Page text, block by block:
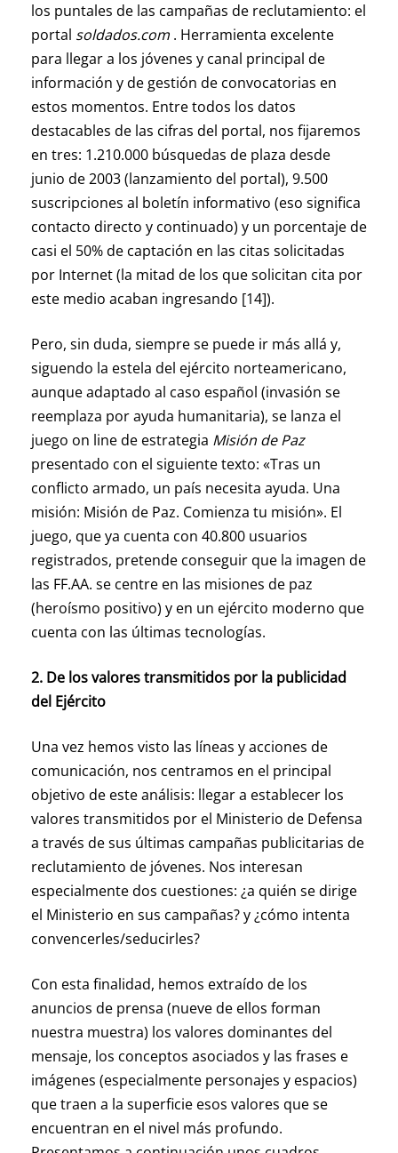
los puntales de las campañas de reclutamiento: el
portal soldados.com . Herramienta excelente
para llegar a los jóvenes y canal principal de
información y de gestión de convocatorias en
estos momentos. Entre todos los datos
destacables de las cifras del portal, nos fijaremos
en tres: 1.210.000 búsquedas de plaza desde
junio de 2003 (lanzamiento del portal), 9.500
suscripciones al boletín informativo (eso significa
contacto directo y continuado) y un porcentaje de
casi el 50% de captación en las citas solicitadas
por Internet (la mitad de los que solicitan cita por
este medio acaban ingresando [14]).
Pero, sin duda, siempre se puede ir más allá y,
siguendo la estela del ejército norteamericano,
aunque adaptado al caso español (invasión se
reemplaza por ayuda humanitaria), se lanza el
juego on line de estrategia Misión de Paz
presentado con el siguiente texto: «Tras un
conflicto armado, un país necesita ayuda. Una
misión: Misión de Paz. Comienza tu misión». El
juego, que ya cuenta con 40.800 usuarios
registrados, pretende conseguir que la imagen de
las FF.AA. se centre en las misiones de paz
(heroísmo positivo) y en un ejército moderno que
cuenta con las últimas tecnologías.
2. De los valores transmitidos por la publicidad
del Ejército
Una vez hemos visto las líneas y acciones de
comunicación, nos centramos en el principal
objetivo de este análisis: llegar a establecer los
valores transmitidos por el Ministerio de Defensa
a través de sus últimas campañas publicitarias de
reclutamiento de jóvenes. Nos interesan
especialmente dos cuestiones: ¿a quién se dirige
el Ministerio en sus campañas? y ¿cómo intenta
convencerles/seducirles?
Con esta finalidad, hemos extraído de los
anuncios de prensa (nueve de ellos forman
nuestra muestra) los valores dominantes del
mensaje, los conceptos asociados y las frases e
imágenes (especialmente personajes y espacios)
que traen a la superficie esos valores que se
encuentran en el nivel más profundo.